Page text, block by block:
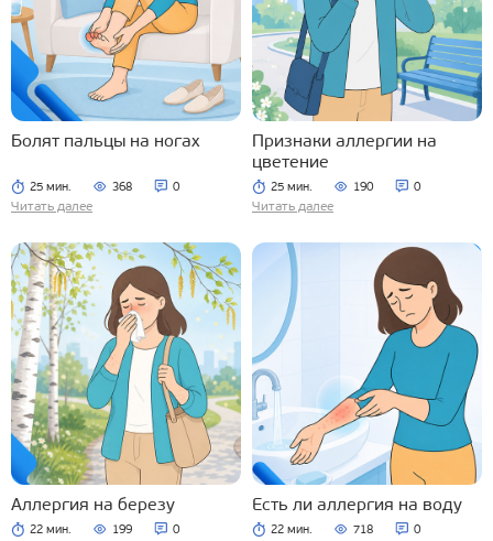
Болят пальцы на ногах
25 мин. 368 0
Читать далее
Признаки аллергии на
цветение
25 мин. 190 0
Читать далее
Аллергия на березу
22 мин. 199 0
Есть ли аллергия на воду
22 мин. 718 0